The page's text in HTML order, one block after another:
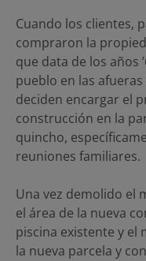
Cuando los clientes,
compraron la
que data de los años
pueblo en las
deciden encargar el
construcción en la
quincho,
reuniones familiares.
Una vez demolido el
el área de la nueva
piscina existente y el
la nueva parcela y